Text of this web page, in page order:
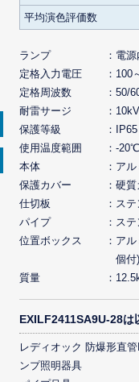
平均演色評価数
ランプ
電
定格入力電圧
100
定格周波数
50/
耐雷サージ
保護等級
IP65
使用温度範囲
-
本体
ア
保護カバー
硬質
仕切板
ス
パイプ
ス
位置ボックス
ア
個付)
質量
EXILF2411SA9U-28は
レディオック 防爆形直管
ンプ照明器具